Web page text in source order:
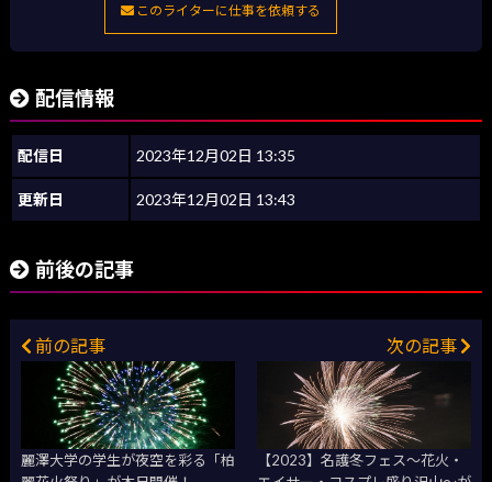
このライターに仕事を依頼する
配信情報
配信日 2023年12月02日 13:35
更新日 2023年12月02日 13:43
前後の記事
前の記事
麗澤大学の学生が夜空を彩る「柏
次の記事
【2023】名護冬フェス～花火・